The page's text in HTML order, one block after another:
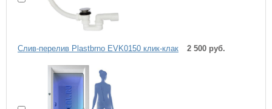
Слив-перелив Plastbrno EVK0150 клик-клак 2 500 руб.